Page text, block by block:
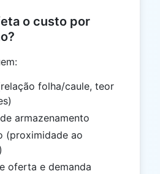
o custo por
folha/caule, teor
armazenamento
(proximidade ao
oferta e demanda